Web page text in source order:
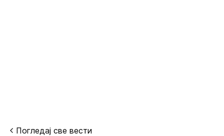
Погледај све вести